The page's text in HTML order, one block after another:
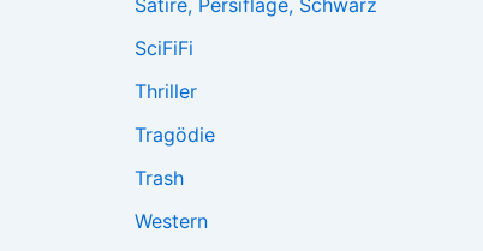
Satire, Persiflage, Schwarz
SciFiFi
Thriller
Tragödie
Trash
Western